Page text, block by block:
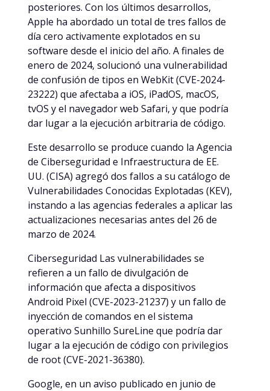
posteriores. Con los últimos desarrollos,
Apple ha abordado un total de tres fallos de
día cero activamente explotados en su
software desde el inicio del año. A finales de
enero de 2024, solucionó una vulnerabilidad
de confusión de tipos en WebKit (CVE-2024-
23222) que afectaba a iOS, iPadOS, macOS,
tvOS y el navegador web Safari, y que podría
dar lugar a la ejecución arbitraria de código.
Este desarrollo se produce cuando la Agencia
de Ciberseguridad e Infraestructura de EE.
UU. (CISA) agregó dos fallos a su catálogo de
Vulnerabilidades Conocidas Explotadas (KEV),
instando a las agencias federales a aplicar las
actualizaciones necesarias antes del 26 de
marzo de 2024.
Ciberseguridad Las vulnerabilidades se
refieren a un fallo de divulgación de
información que afecta a dispositivos
Android Pixel (CVE-2023-21237) y un fallo de
inyección de comandos en el sistema
operativo Sunhillo SureLine que podría dar
lugar a la ejecución de código con privilegios
de root (CVE-2021-36380).
Google, en un aviso publicado en junio de